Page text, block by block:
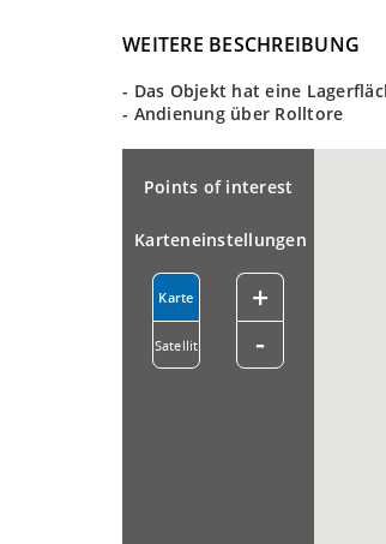
WEITERE BESCHREIBUNG
- Das Objekt hat eine
- Andienung über Rolltore
Points of interest
Karteneinstellungen
Karte
Satellit
+
-